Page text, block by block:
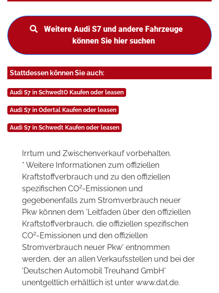
Weitere Audi S7 und andere Fahrzeuge
können Sie hier suchen
Stattdessen können Sie auch:
Audi S7 in SchwedtO Kaufen oder leasen
Audi S7 in Odertal Kaufen oder leasen
Audi S7 in Schwedt Kaufen oder leasen
Irrtum und Zwischenverkauf vorbehalten.
* Weitere Informationen zum offiziellen
Kraftstoffverbrauch und zu den offiziellen
spezifischen CO2-Emissionen und
gegebenenfalls zum Stromverbrauch neuer
Pkw können dem 'Leitfaden über den offiziellen
Kraftstoffverbrauch, die offiziellen spezifischen
CO2-Emissionen und den offiziellen
Stromverbrauch neuer Pkw' entnommen
werden, der an allen Verkaufsstellen und bei der
'Deutschen Automobil Treuhand GmbH'
unentgeltlich erhältlich ist unter www.dat.de.